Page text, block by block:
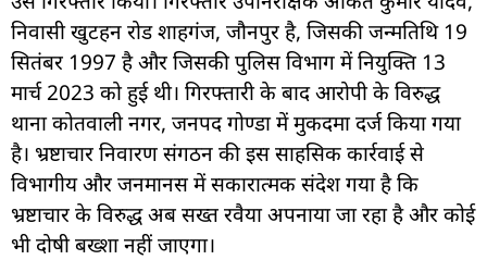
निवासी खुटहन रोड शाहगंज, जौनपुर है, जिसकी जन्मतिथि 19
सितंबर 1997 है और जिसकी पुलिस विभाग में नियुक्ति 13
मार्च 2023 को हुई थी। गिरफ्तारी के बाद आरोपी के विरुद्ध
थाना कोतवाली नगर, जनपद गोण्डा में मुकदमा दर्ज किया गया
है। भ्रष्टाचार निवारण संगठन की इस साहसिक कार्रवाई से
विभागीय और जनमानस में सकारात्मक संदेश गया है कि
भ्रष्टाचार के विरुद्ध अब सख्त रवैया अपनाया जा रहा है और कोई
भी दोषी बख्शा नहीं जाएगा।